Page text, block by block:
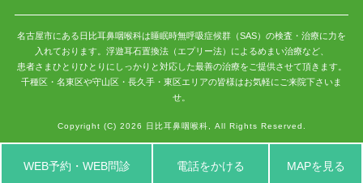
名古屋市にある日比耳鼻咽喉科は睡眠時無呼吸症候群（SAS）の検査・治療に力を
入れております。浮遊耳石置換法（エプリー法）によるめまい治療など、
患者さまひとりひとりにしっかりと対応した最善の治療をご提供させて頂きます。
千種区・名東区や守山区・長久手・東区エリアの皆様はお気軽にご来院下さいま
せ。
Copyright (C) 2026 日比耳鼻咽喉科, All Rights Reserved.
WEB予約・WEB問診 電話をかける MAPを見る